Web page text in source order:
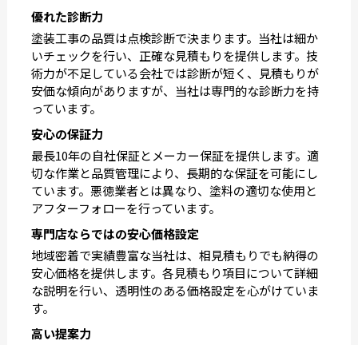
優れた診断力
塗装工事の品質は点検診断で決まります。当社は細か
いチェックを行い、正確な見積もりを提供します。技
術力が不足している会社では診断が短く、見積もりが
安価な傾向がありますが、当社は専門的な診断力を持
っています。
安心の保証力
最長10年の自社保証とメーカー保証を提供します。適
切な作業と品質管理により、長期的な保証を可能にし
ています。悪徳業者とは異なり、塗料の適切な使用と
アフターフォローを行っています。
専門店ならではの安心価格設定
地域密着で実績豊富な当社は、相見積もりでも納得の
安心価格を提供します。各見積もり項目について詳細
な説明を行い、透明性のある価格設定を心がけていま
す。
高い提案力